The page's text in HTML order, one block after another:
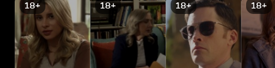
18+ 18+ 18+ 18+